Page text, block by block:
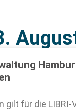
gilt für die LIBRI-